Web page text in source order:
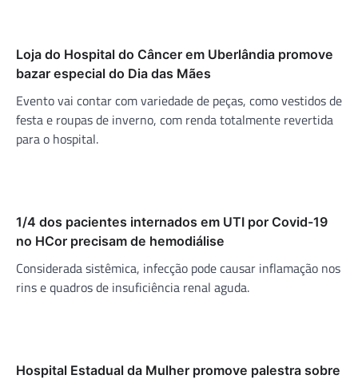
Loja do Hospital do Câncer em Uberlândia promove
bazar especial do Dia das Mães
Evento vai contar com variedade de peças, como vestidos de
festa e roupas de inverno, com renda totalmente revertida
para o hospital.
1/4 dos pacientes internados em UTI por Covid-19
no HCor precisam de hemodiálise
Considerada sistêmica, infecção pode causar inflamação nos
rins e quadros de insuficiência renal aguda.
Hospital Estadual da Mulher promove palestra sobre